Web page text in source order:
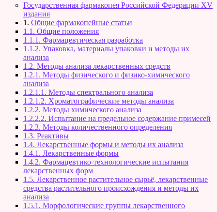
Государственная фармакопея Российской Федерации XV
издания
1. Общие фармакопейные статьи
1.1. Общие положения
1.1.1. Фармацевтическая разработка
1.1.2. Упаковка, материалы упаковки и методы их
анализа
1.2. Методы анализа лекарственных средств
1.2.1. Методы физического и физико-химического
анализа
1.2.1.1. Методы спектрального анализа
1.2.1.2. Хроматографические методы анализа
1.2.2. Методы химического анализа
1.2.2.2. Испытание на предельное содержание примесей
1.2.3. Методы количественного определения
1.3. Реактивы
1.4. Лекарственные формы и методы их анализа
1.4.1. Лекарственные формы
1.4.2. Фармацевтико-технологические испытания
лекарственных форм
1.5. Лекарственное растительное сырьё, лекарственные
средства растительного происхождения и методы их
анализа
1.5.1. Морфологические группы лекарственного